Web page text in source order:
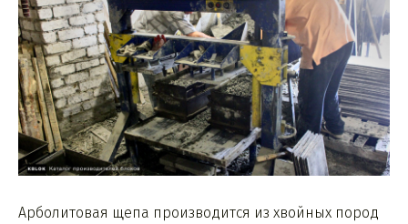
Арболитовая щепа производится из хвойных пород